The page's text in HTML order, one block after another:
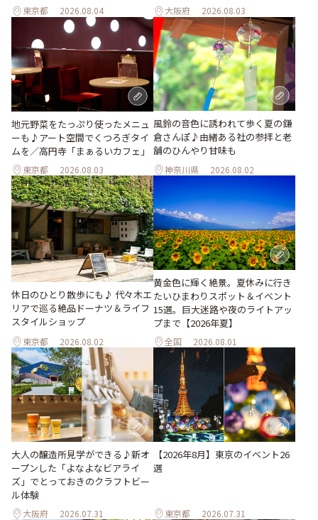
東京都 2026.08.04 大阪府 2026.08.03
地元野菜をたっぷり使ったメニュ
ーも♪アート空間でくつろぎタイ
ムを／高円寺「まぁるいカフェ」
東京都 2026.08.03
風鈴の音色に誘われて歩く夏の鎌
倉さんぽ♪由緒ある社の参拝と老
舗のひんやり甘味も
神奈川県 2026.08.02
休日のひとり散歩にも♪ 代々木エ
リアで巡る絶品ドーナツ＆ライフ
スタイルショップ
東京都 2026.08.02
黄金色に輝く絶景。夏休みに行き
たいひまわりスポット＆イベント
15選。巨大迷路や夜のライトアッ
プまで【2026年夏】
全国 2026.08.01
大人の醸造所見学ができる♪新オ
ープンした「よなよなビアライ
ズ」でとっておきのクラフトビー
ル体験
大阪府 2026.07.31
【2026年8月】東京のイベント26
選
東京都 2026.07.31